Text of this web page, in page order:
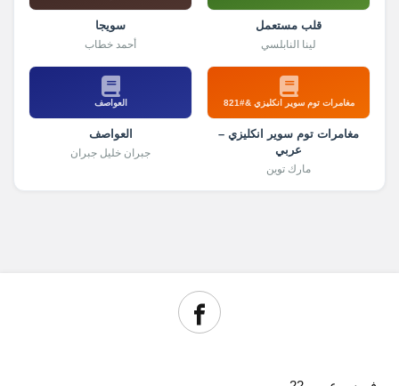
قلب مستعمل
لينا النابلسي
سويجا
أحمد خطاب
مغامرات توم سوير انكليزي &#821
مغامرات توم سوير انكليزي –
عربي
مارك توين
العواصف
العواصف
جبران خليل جبران